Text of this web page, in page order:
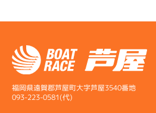
福岡県遠賀郡芦屋町大字芦屋3540番地
093-223-0581(代)